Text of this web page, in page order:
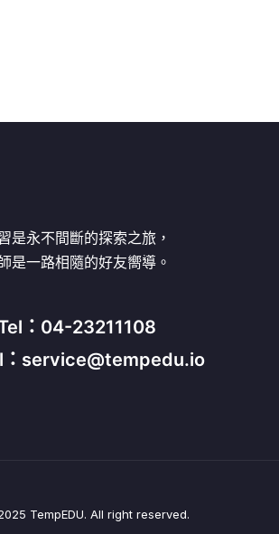
是永不間斷的探索之旅，
是一路相隨的好友嚮導。
：04-23211108
：service@tempedu.io
TempEDU. All right reserved.